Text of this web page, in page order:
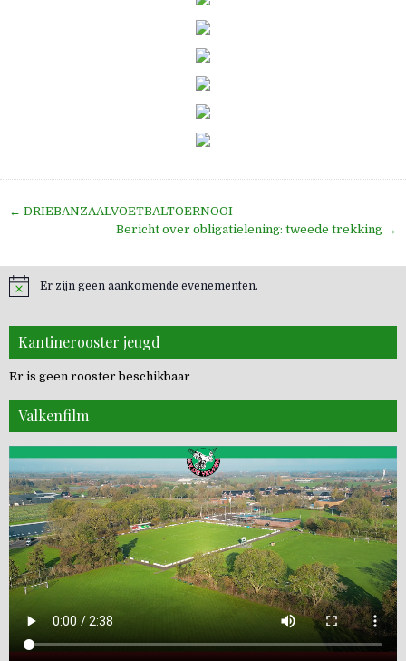
Bericht
← DRIEBANZAALVOETBALTOERNOOI
Bericht over obligatielening: tweede trekking →
Er zijn geen aankomende evenementen.
Kantinerooster jeugd
Er is geen rooster beschikbaar
Valkenfilm